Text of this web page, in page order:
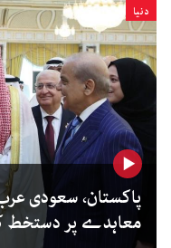
دنیا
پاکستان، سعودی
معاہدے پر دستخط